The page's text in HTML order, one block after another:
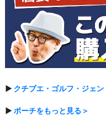
▶ クチブエ・ゴルフ・ジェ
▶ポーチをもっと見る＞